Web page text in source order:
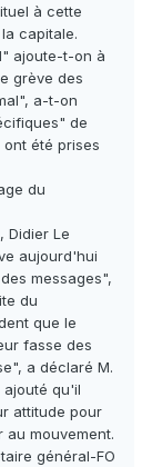
à cette
capitale.
ajoute-t-on à
grève des
a-t-on
de
été prises
du
Didier Le
aujourd'hui
messages",
du
que le
fasse des
a déclaré M.
ajouté qu'il
attitude pour
mouvement.
général-FO